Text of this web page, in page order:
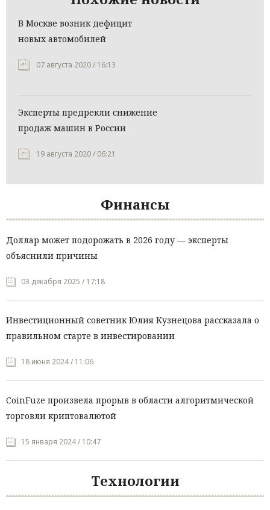
В Москве возник дефицит
новых автомобилей
07 августа 2020 / 16:13
Эксперты предрекли снижение
продаж машин в России
19 августа 2020 / 06:21
Финансы
Доллар может подорожать в 2026 году — эксперты
объяснили причины
03 декабря 2025 / 17:18
Инвестиционный советник Юлия Кузнецова рассказала о
правильном старте в инвестировании
18 июня 2024 / 11:06
CoinFuze произвела прорыв в области алгоритмической
торговли криптовалютой
15 января 2024 / 10:47
Технологии